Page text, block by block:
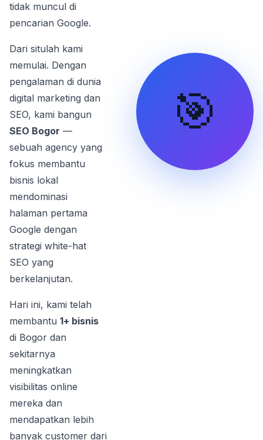
tidak muncul di
pencarian Google.
Dari situlah kami
memulai. Dengan
pengalaman di dunia
digital marketing dan
SEO, kami bangun
SEO Bogor —
sebuah agency yang
fokus membantu
bisnis lokal
mendominasi
halaman pertama
Google dengan
strategi white-hat
SEO yang
berkelanjutan.
Hari ini, kami telah
membantu 1+ bisnis
di Bogor dan
sekitarnya
meningkatkan
visibilitas online
mereka dan
mendapatkan lebih
banyak customer dari
🎯